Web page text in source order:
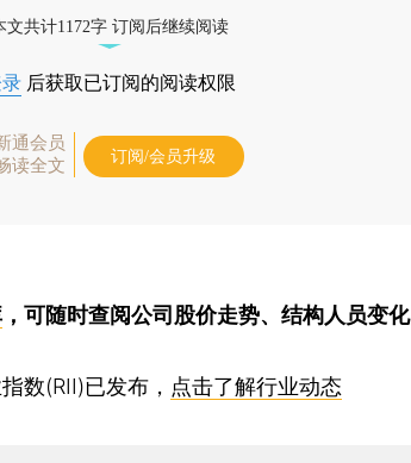
文共计1172字 订阅后继续阅读
后获取已订阅的阅读权限
通会员
读全文
订阅/会员升级
，可随时查阅公司股价走势、结构人员变化
(RII)已发布， 点击了解行业动态